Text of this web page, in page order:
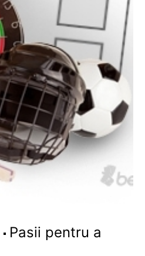
Pasii pentru a